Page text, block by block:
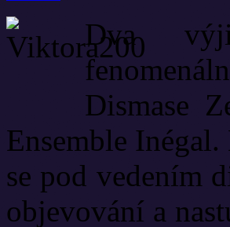
Dva
Dismase
Ensemble
se pod vedením
objevování a